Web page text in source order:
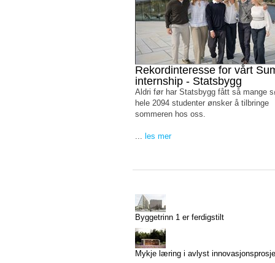
Rekordinteresse for vårt
internship - Statsbygg
Aldri før har Statsbygg fått så mange
hele 2094 studenter ønsker å tilbringe
sommeren hos oss.
... les mer
Byggetrinn 1 er ferdigstilt
Mykje læring i avlyst